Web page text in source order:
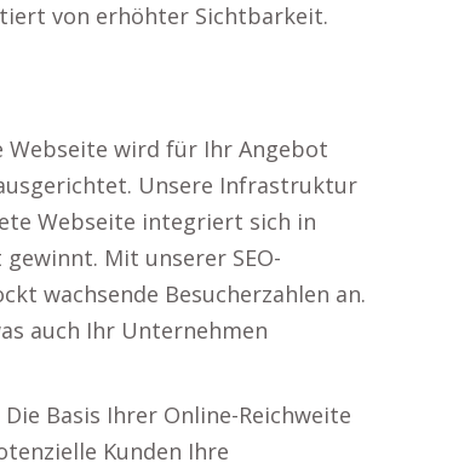
von erhöhter Sichtbarkeit.
Webseite wird für Ihr Angebot
Unsere Infrastruktur
Webseite integriert sich in
Mit unserer SEO-
wachsende Besucherzahlen an.
auch Ihr Unternehmen
Basis Ihrer Online-Reichweite
Kunden Ihre